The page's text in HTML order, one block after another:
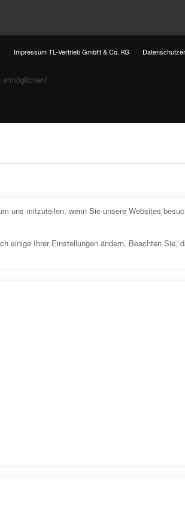
Impressum TL-Vertrieb GmbH & Co. KG
uns mitzuteilen, wenn Sie unsere Websites
einige Ihrer Einstellungen ändern. Beachten